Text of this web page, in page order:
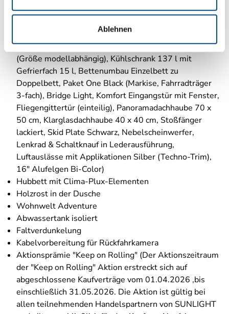
Ablehnen
2.2 | 103 kW | 140 PS Euro 6 | 6-Gang-Schaltgetriebe,
Adventure, Design Applikation Heck, Fenster in
Fronthaube, Rahmenfenster, 2. Außenstauraumklappe
(Größe modellabhängig), Kühlschrank 137 l mit
Gefrierfach 15 l, Bettenumbau Einzelbett zu
Doppelbett, Paket One Black (Markise, Fahrradträger
3-fach), Bridge Light, Komfort Eingangstür mit Fenster,
Fliegengittertür (einteilig), Panoramadachhaube 70 x
50 cm, Klarglasdachhaube 40 x 40 cm, Stoßfänger
lackiert, Skid Plate Schwarz, Nebelscheinwerfer,
Lenkrad & Schaltknauf in Lederausführung,
Luftauslässe mit Applikationen Silber (Techno-Trim),
16" Alufelgen Bi-Color)
Hubbett mit Clima-Plux-Elementen
Holzrost in der Dusche
Wohnwelt Adventure
Abwassertank isoliert
Faltverdunkelung
Kabelvorbereitung für Rückfahrkamera
Aktionsprämie "Keep on Rolling" (Der Aktionszeitraum
der "Keep on Rolling" Aktion erstreckt sich auf
abgeschlossene Kaufverträge vom 01.04.2026 ,bis
einschließlich 31.05.2026. Die Aktion ist gültig bei
allen teilnehmenden Handelspartnern von SUNLIGHT